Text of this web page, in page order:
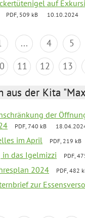
auf
PDF, 509 kB 10.10.2024
... 4 5
11 12 13
aus der Kita
der
PDF, 740 kB
im April PDF, 219 kB
in das Igelmizzi PDF,
2024 PDF, 482
zur